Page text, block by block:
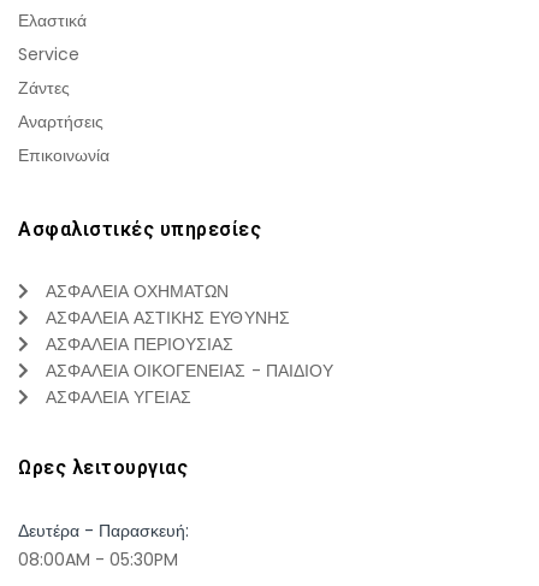
Ελαστικά
Service
Ζάντες
Αναρτήσεις
Επικοινωνία
Ασφαλιστικές υπηρεσίες
ΑΣΦΑΛΕΙΑ ΟΧΗΜΑΤΩΝ
ΑΣΦΑΛΕΙΑ ΑΣΤΙΚΗΣ ΕΥΘΥΝΗΣ
ΑΣΦΑΛΕΙΑ ΠΕΡΙΟΥΣΙΑΣ
ΑΣΦΑΛΕΙΑ ΟΙΚΟΓΕΝΕΙΑΣ - ΠΑΙΔΙΟΥ
ΑΣΦΑΛΕΙΑ ΥΓΕΙΑΣ
Ωρες λειτουργιας
Δευτέρα - Παρασκευή:
08:00AM - 05:30PM